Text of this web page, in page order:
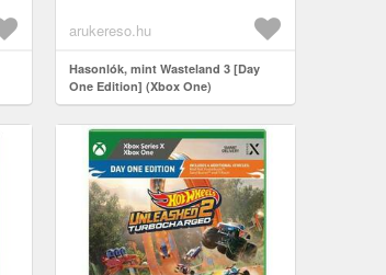
arukereso.hu
Hasonlók, mint Wasteland 3 [Day
One Edition] (Xbox One)